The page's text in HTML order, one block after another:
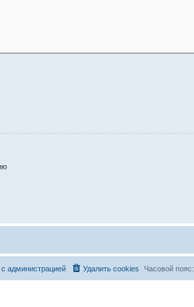
Часовой пояс:
Удалить cookies
администрацией